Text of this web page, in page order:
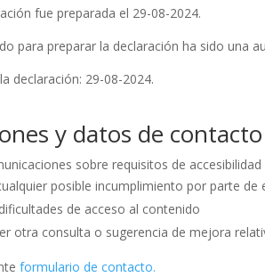
fue preparada el 29-08-2024.
para preparar la declaración ha sido una
declaración: 29-08-2024.
y datos de contacto
sobre requisitos de
posible incumplimiento por parte de
dificultades de acceso al contenido
otra consulta o sugerencia de mejora
formulario de contacto.